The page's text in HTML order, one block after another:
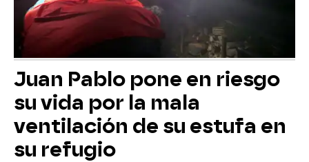
Juan Pablo pone en riesgo
su vida por la mala
ventilación de su estufa en
su refugio